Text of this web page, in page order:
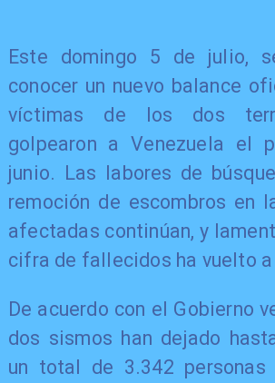
Este domingo 5 de julio,
conocer un nuevo balance
víctimas de los dos
golpearon a Venezuela el
junio. Las labores de
remoción de escombros en
afectadas continúan, y
cifra de fallecidos ha vuelto a
De acuerdo con el Gobierno
dos sismos han dejado
un total de 3.342